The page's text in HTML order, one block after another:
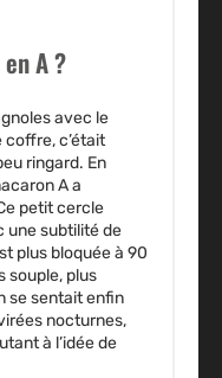
A ?
avec le
coffre, c’était
ringard. En
A a
petit cercle
une subtilité de
plus bloquée à 90
souple, plus
se sentait enfin
nocturnes,
à l’idée de